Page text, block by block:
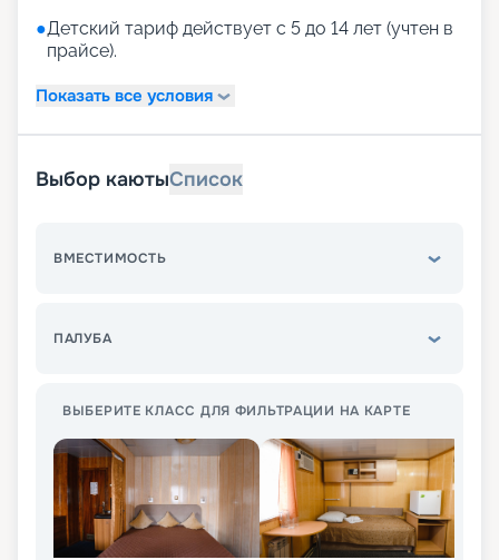
●Детский тариф действует с 5 до 14 лет (учтен в
прайсе).
Показать все условия
Выбор каютыСписок
ВМЕСТИМОСТЬ
ПАЛУБА
ВЫБЕРИТЕ КЛАСС ДЛЯ ФИЛЬТРАЦИИ НА КАРТЕ